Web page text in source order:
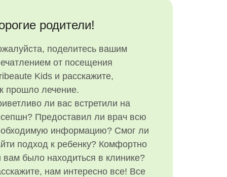
родители!
поделитесь вашим
от посещения
Kids и расскажите,
прошло лечение.
ли вас встретили на
Предоставил ли врач всю
информацию? Смог ли
подход к ребенку? Комфортно
вам было находиться в клинике?
нам интересно все! Все